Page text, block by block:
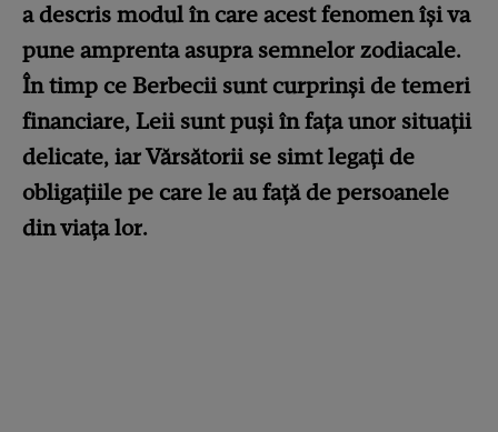
a descris modul în care acest fenomen își va
pune amprenta asupra semnelor zodiacale.
În timp ce Berbecii sunt curprinși de temeri
financiare, Leii sunt puși în fața unor situații
delicate, iar Vărsătorii se simt legați de
obligațiile pe care le au față de persoanele
din viața lor.